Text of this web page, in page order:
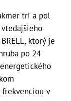
tri a pol
ktorý je
po 24
v